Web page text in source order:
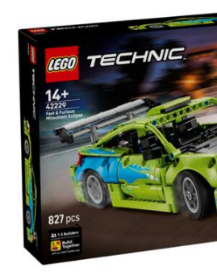
玩具車,貨車,火車及遙控系列
手工藝,文具,蠟筆,泥膠,畫板
娃娃, 芭比,收藏公仔
電子玩具
遊戲及拼圖系列
Mini Brands
Play-Doh培樂多
Pokemon寶可夢
playpop
LEGO樂高
8~11歳
12~14歳
14歳以上